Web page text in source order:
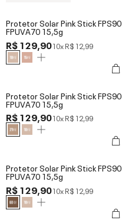
Protetor Solar Pink Stick FPS90
FPUVA70 15,5g
R$ 129,9010xR$ 12,99
Protetor Solar Pink Stick FPS90
FPUVA70 15,5g
R$ 129,9010xR$ 12,99
Protetor Solar Pink Stick FPS90
FPUVA70 15,5g
R$ 129,9010xR$ 12,99